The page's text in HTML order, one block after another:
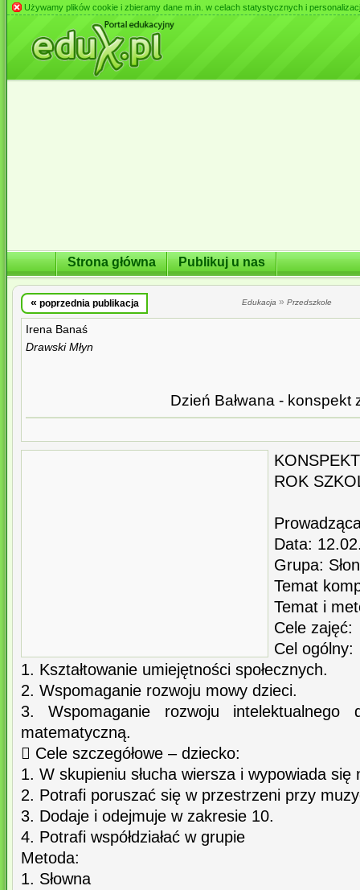
Używamy plików cookie i zbieramy dane m.in. w celach statystycznych i
Strona główna Publikuj u nas
« poprzednia publikacja Edukacja » Przedszkole
Irena Banaś
Drawski Młyn
Dzień Bałwana - konspekt
ROK
Data:
Grupa:
Temat
Temat i
Cele zajęć:
Cel ogólny:
1. Kształtowanie umiejętności społecznych.
2. Wspomaganie rozwoju mowy dzieci.
3. Wspomaganie rozwoju
matematyczną.
 Cele szczegółowe – dziecko:
1. W skupieniu słucha wiersza i wypowiada
2. Potrafi poruszać się w przestrzeni przy
3. Dodaje i odejmuje w zakresie 10.
4. Potrafi współdziałać w grupie
Metoda:
1. Słowna